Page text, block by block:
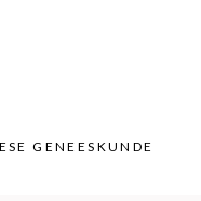
GENEESKUNDE